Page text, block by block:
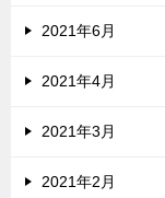
2021年6月
2021年4月
2021年3月
2021年2月